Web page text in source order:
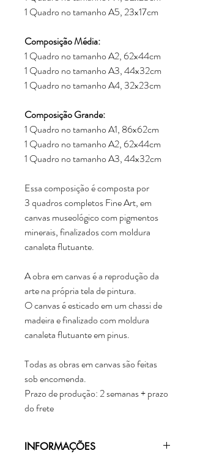
1 Quadro no tamanho A5, 23x17cm
Composição Média:
1 Quadro no tamanho A2, 62x44cm
1 Quadro no tamanho A3, 44x32cm
1 Quadro no tamanho A4, 32x23cm
Composição Grande:
1 Quadro no tamanho A1, 86x62cm
1 Quadro no tamanho A2, 62x44cm
1 Quadro no tamanho A3, 44x32cm
Essa composição é composta por
3 quadros completos Fine Art, em
canvas museológico com pigmentos
minerais, finalizados com moldura
canaleta flutuante.
A obra em canvas é a reprodução da
arte na própria tela de pintura.
O canvas é esticado em um chassi de
madeira e finalizado com moldura
canaleta flutuante em pinus.
Todas as obras em canvas são feitas
sob encomenda.
Prazo de produção: 2 semanas + prazo
do frete
INFORMAÇÕES